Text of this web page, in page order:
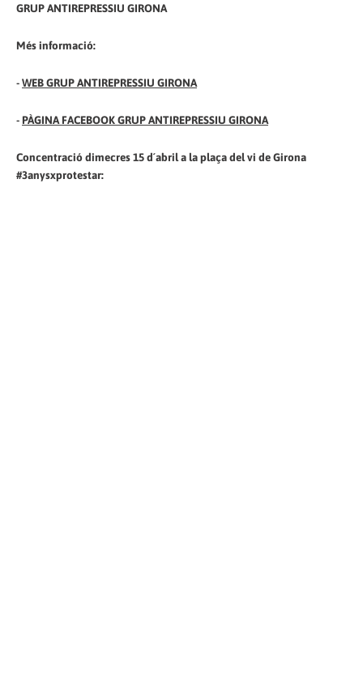
GRUP ANTIREPRESSIU GIRONA
Més informació:
-WEB GRUP ANTIREPRESSIU GIRONA
- PÀGINA FACEBOOK GRUP ANTIREPRESSIU GIRONA
Concentració dimecres 15 d´abril a la plaça del vi de Girona
#3anysxprotestar: